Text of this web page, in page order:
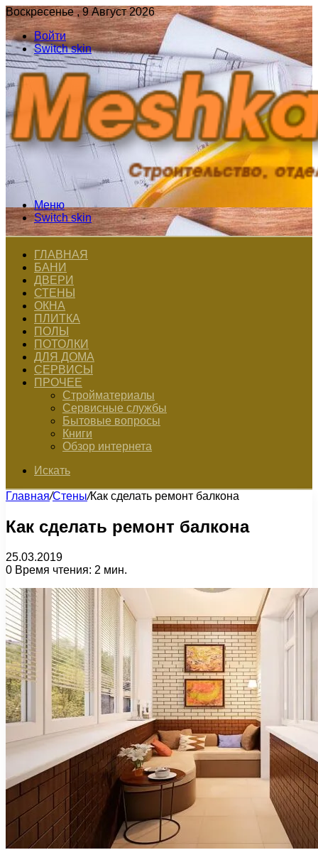
Воскресенье , 9 Август 2026
Войти
Switch skin
Меню
Switch skin
ГЛАВНАЯ
БАНИ
ДВЕРИ
СТЕНЫ
ОКНА
ПЛИТКА
ПОЛЫ
ПОТОЛКИ
ДЛЯ ДОМА
СЕРВИСЫ
ПРОЧЕЕ
Стройматериалы
Сервисные службы
Бытовые вопросы
Книги
Обзор интернета
Искать
Главная/Стены/Как сделать ремонт балкона
Как сделать ремонт балкона
25.03.2019
0 Время чтения: 2 мин.